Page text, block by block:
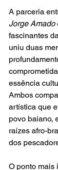
A parceria
Jorge Amado
fascinantes
uniu duas
essência
Ambos
artística que
povo baiano,
raízes afro-
dos
O ponto mais